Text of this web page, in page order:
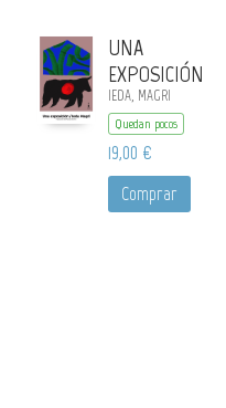
UNA
EXPOSICIÓN
IEDA, MAGRI
Quedan pocos
19,00 €
Comprar